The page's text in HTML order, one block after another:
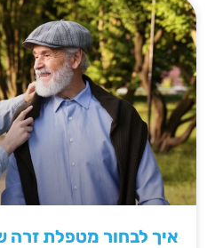
איך לבחור מטפלת זרה